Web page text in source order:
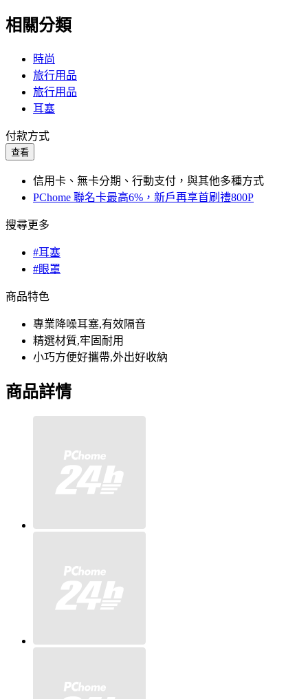
相關分類
時尚
旅行用品
旅行用品
耳塞
付款方式
查看
信用卡、無卡分期、行動支付，與其他多種方式
PChome 聯名卡最高6%，新戶再享首刷禮800P
搜尋更多
#耳塞
#眼罩
商品特色
專業降噪耳塞,有效隔音
精選材質,牢固耐用
小巧方便好攜帶,外出好收納
商品詳情